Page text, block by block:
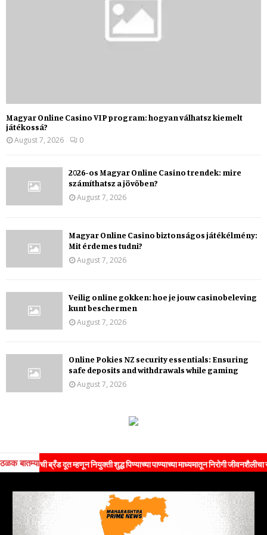
Magyar Online Casino VIP program: hogyan válhatsz kiemelt
játékossá?
August 7, 2026
0
2026-os Magyar Online Casino trendek: mire
számíthatsz a jövőben?
August 7, 2026
Magyar Online Casino biztonságos játékélmény:
Mit érdemes tudni?
August 7, 2026
Veilig online gokken: hoe je jouw casinobeleving
kunt beschermen
August 7, 2026
Online Pokies NZ security essentials: Ensuring
safe deposits and withdrawals while gaming
August 7, 2026
ठळक बातम्या
ब्रँड दूत म्हणून नियुक्ती शुद्ध पिण्याच्या पाण्याच्या माध्यमातून निरोगी जीवनशैलीचा संदेश